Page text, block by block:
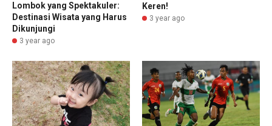
Lombok yang Spektakuler:
Destinasi Wisata yang Harus
Dikunjungi
3 year ago
Keren!
3 year ago